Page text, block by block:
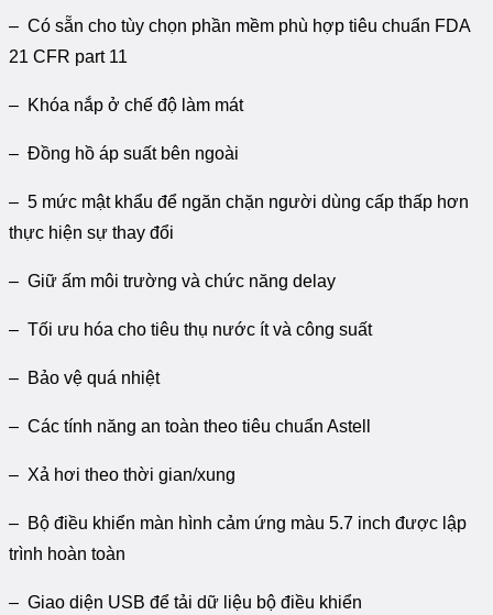
– Có sẵn cho tùy chọn phần mềm phù hợp tiêu chuẩn FDA
21 CFR part 11
– Khóa nắp ở chế độ làm mát
– Đồng hồ áp suất bên ngoài
– 5 mức mật khẩu để ngăn chặn người dùng cấp thấp hơn
thực hiện sự thay đổi
– Giữ ấm môi trường và chức năng delay
– Tối ưu hóa cho tiêu thụ nước ít và công suất
– Bảo vệ quá nhiệt
– Các tính năng an toàn theo tiêu chuẩn Astell
– Xả hơi theo thời gian/xung
– Bộ điều khiển màn hình cảm ứng màu 5.7 inch được lập
trình hoàn toàn
– Giao diện USB để tải dữ liệu bộ điều khiển